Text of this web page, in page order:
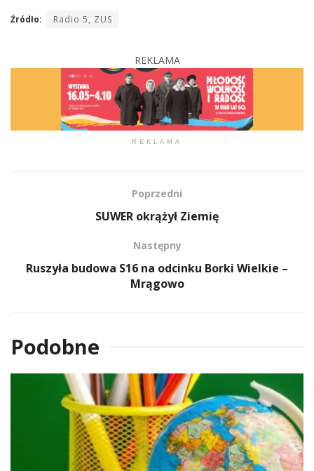
Źródło: Radio 5, ZUS
REKLAMA
REKLAMA
Poprzedni
SUWER okrążył Ziemię
Następny
Ruszyła budowa S16 na odcinku Borki Wielkie –
Mrągowo
Podobne